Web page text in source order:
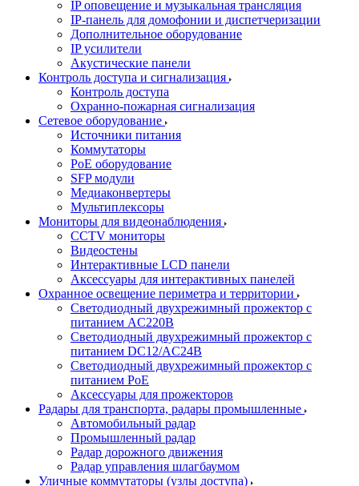
IP оповещение и музыкальная трансляция
IP-панель для домофонии и диспетчеризации
Дополнительное оборудование
IP усилители
Акустические панели
Контроль доступа и сигнализация
Контроль доступа
Охранно-пожарная сигнализация
Сетевое оборудование
Источники питания
Коммутаторы
PoE оборудование
SFP модули
Медиаконвертеры
Мультиплексоры
Мониторы для видеонаблюдения
CCTV мониторы
Видеостены
Интерактивные LCD панели
Аксессуары для интерактивных панелей
Охранное освещение периметра и территории
Светодиодный двухрежимный прожектор с
питанием AC220В
Светодиодный двухрежимный прожектор с
питанием DC12/AC24В
Светодиодный двухрежимный прожектор с
питанием PoE
Аксессуары для прожекторов
Радары для транспорта, радары промышленные
Автомобильный радар
Промышленный радар
Радар дорожного движения
Радар управления шлагбаумом
Уличные коммутаторы (узлы доступа)